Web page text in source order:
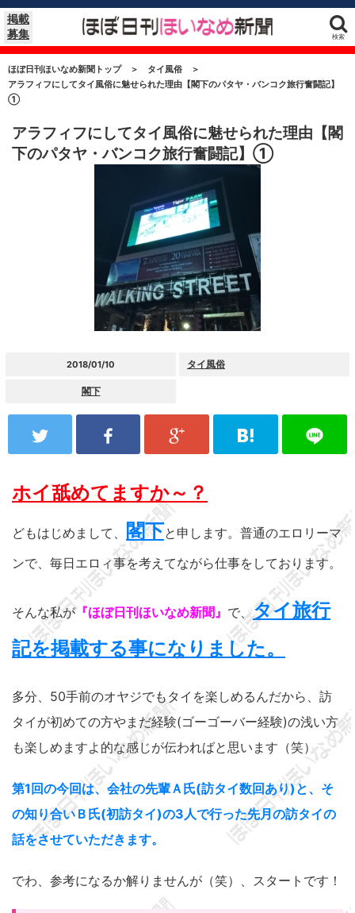
掲載
募集
検索
ほぼ日刊ほいなめ新聞トップ ＞ タイ風俗
＞
アラフィフにしてタイ風俗に魅せられた理由【閣下のパタヤ・バンコク旅行奮闘記】
①
アラフィフにしてタイ風俗に魅せられた理由【閣
下のパタヤ・バンコク旅行奮闘記】①
2018/01/10 タイ風俗
閣下
ホイ舐めてますか～？
どもはじめまして、 閣下と申します。普通のエロリーマ
ンで、毎日エロィ事を考えてながら仕事をしております。
そんな私が『ほぼ日刊ほいなめ新聞』 で、タイ旅行
記を掲載する事になりました。
多分、50手前のオヤジでもタイを楽しめるんだから、訪
タイが初めての方やまだ経験(ゴーゴーバー経験)の浅い方
も楽しめますよ的な感じが伝わればと思います（笑）
第1回の今回は、会社の先輩Ａ氏(訪タイ数回あり)と、そ
の知り合いＢ氏(初訪タイ)の3人で行った先月の訪タイの
話をさせていただきます。
でわ、参考になるか解りませんが（笑）、スタートです！